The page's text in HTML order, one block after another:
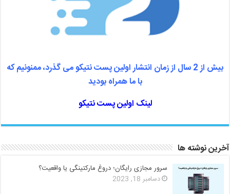
بیش از 2 سال از زمان انتشار اولین پست نتیکو می گذرد، ممنونیم که
با ما همراه بودید
لینک اولین پست نتیکو
آخرین نوشته ها
سرور مجازی رایگان؛ دروغ مارکتینگی یا واقعیت؟
دسامبر 18, 2023